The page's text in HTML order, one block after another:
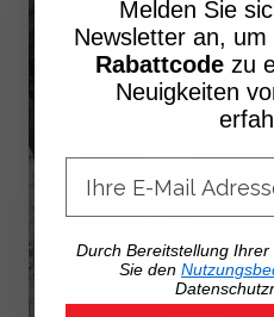
Melden Sie
Newsletter an, um
Rabattcode zu
Neuigkeiten
Durch Bereitstellung
Sie den